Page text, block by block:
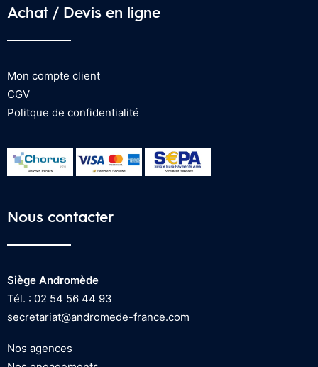
Achat / Devis en ligne
Mon compte client
CGV
Politque de confidentialité
Nous contacter
Siège Andromède
Tél. : 02 54 56 44 93
secretariat@andromede-france.com
Nos agences